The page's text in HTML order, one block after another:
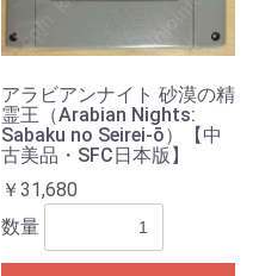
アラビアンナイト 砂漠の精
霊王（Arabian Nights:
Sabaku no Seirei-ō）【中
古美品・SFC日本版】
￥31,680
数量